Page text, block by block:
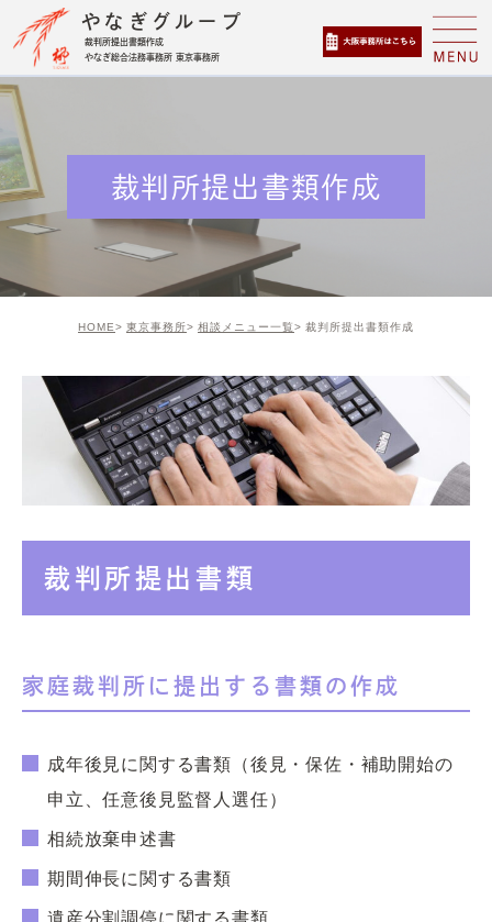
やなぎグループ
裁判所提出書類作成
やなぎ総合法務事務所 東京事務所
裁判所提出書類作成
HOME 東京事務所 相談メニュー一覧 裁判所提出書類作成
裁判所提出書類
家庭裁判所に提出する書類の作成
成年後見に関する書類（後見・保佐・補助開始の
申立、任意後見監督人選任）
相続放棄申述書
期間伸長に関する書類
遺産分割調停に関する書類